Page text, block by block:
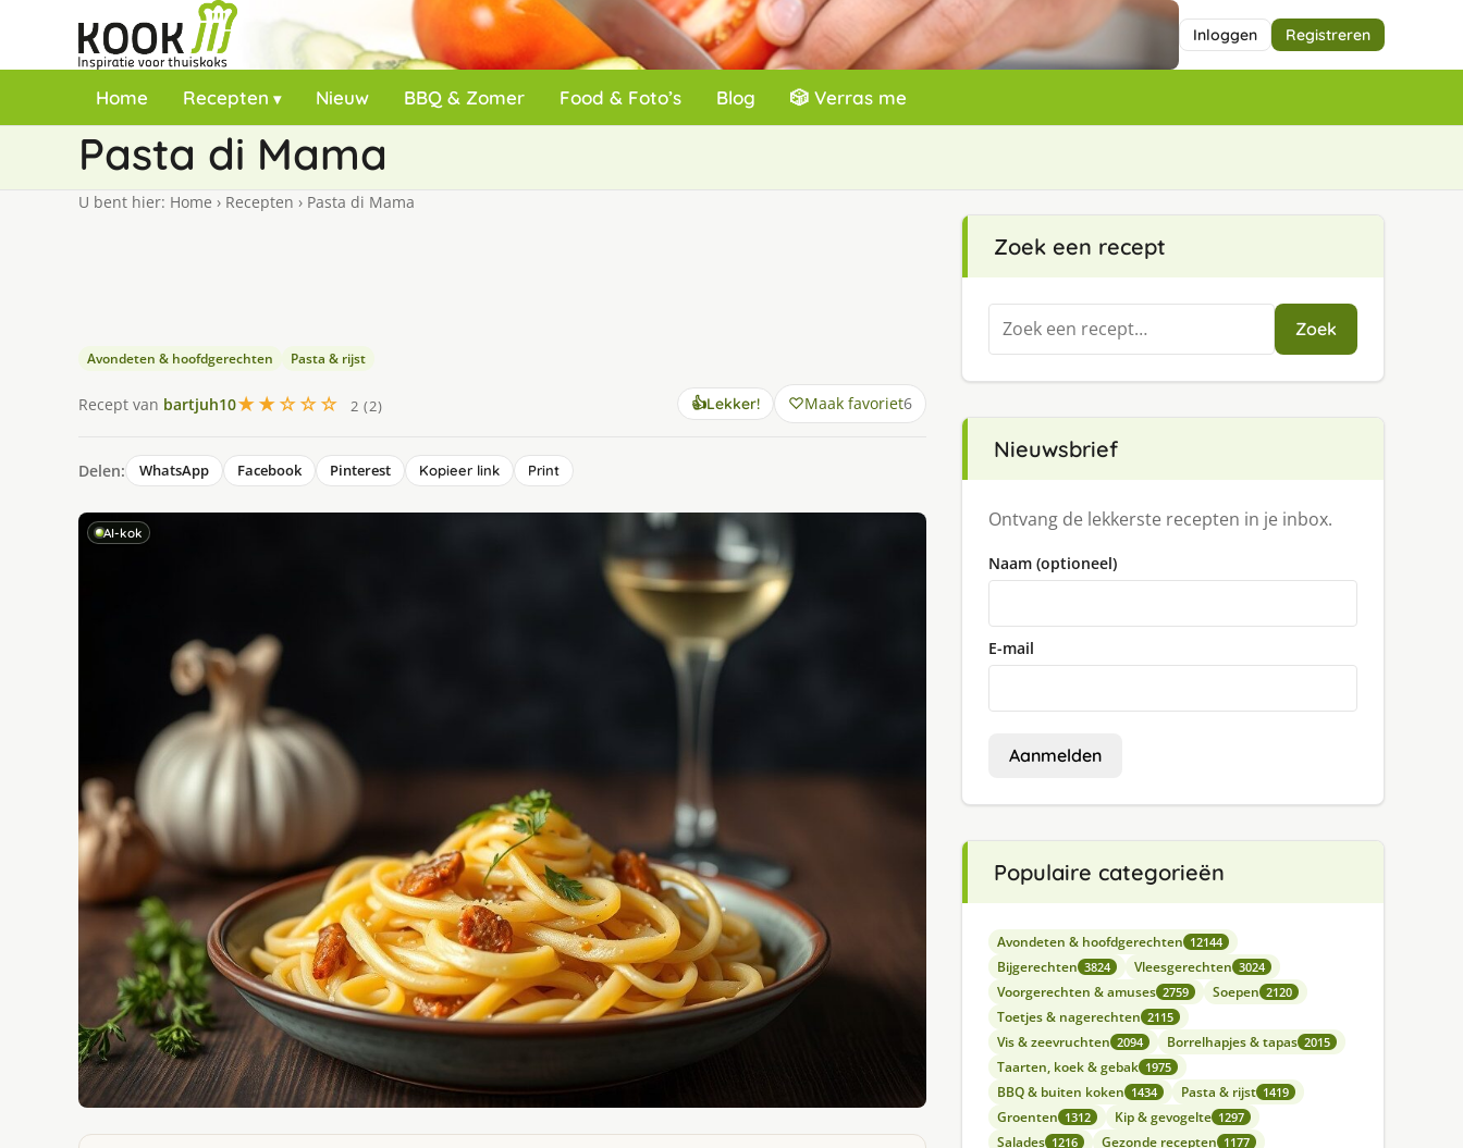
Inloggen Registreren
Home Recepten Nieuw BBQ & Zomer Food & Foto’s Blog 🎲 Verras me
Pasta di Mama
U bent hier: Home › Recepten › Pasta di Mama
Avondeten & hoofdgerechten Pasta & rijst
Recept van bartjuh10★★☆☆☆ 2 (2) 👍Lekker! Maak favoriet6
Delen: WhatsApp Facebook Pinterest Kopieer link Print
AI-kok
Zoek een recept
Zoeken
naar:
Zoek
Nieuwsbrief
Ontvang de lekkerste recepten in je inbox.
Naam (optioneel)
E-mail
Aanmelden
Populaire categorieën
Avondeten & hoofdgerechten 12144
Bijgerechten 3824 Vleesgerechten 3024
Voorgerechten & amuses 2759 Soepen 2120
Toetjes & nagerechten 2115
Vis & zeevruchten 2094 Borrelhapjes & tapas 2015
Taarten, koek & gebak 1975
BBQ & buiten koken 1434 Pasta & rijst 1419
Groenten 1312 Kip & gevogelte 1297
Salades 1216 Gezonde recepten 1177